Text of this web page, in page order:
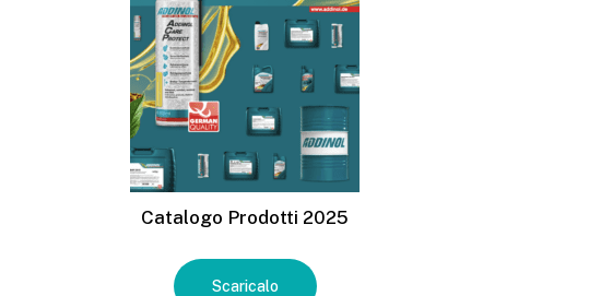
Catalogo Prodotti 2025
Scaricalo